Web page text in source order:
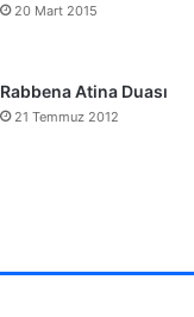
20 Mart 2015
Rabbena Atina Duası
21 Temmuz 2012